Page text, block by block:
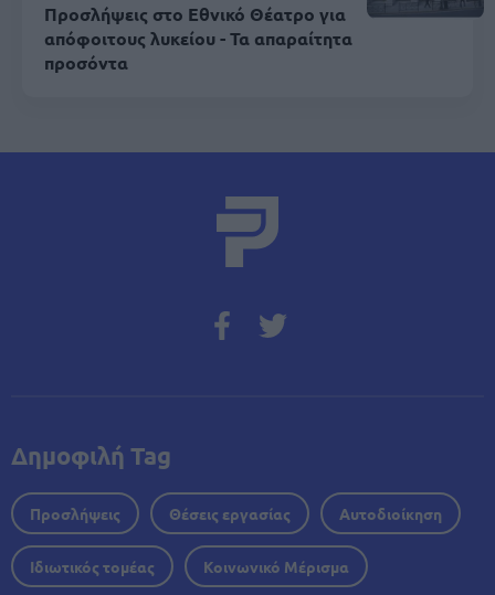
Προσλήψεις στο Εθνικό Θέατρο για
απόφοιτους λυκείου - Τα απαραίτητα
προσόντα
Δημοφιλή Tag
Προσλήψεις Θέσεις εργασίας Αυτοδιοίκηση
Ιδιωτικός τομέας Κοινωνικό Μέρισμα